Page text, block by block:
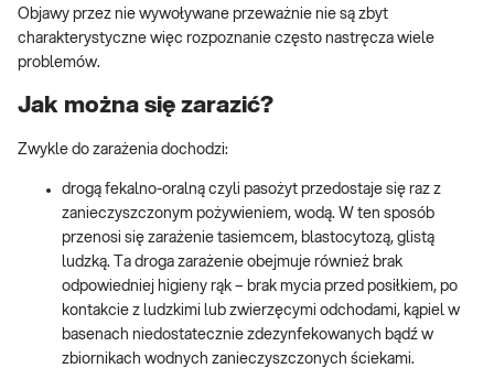
Objawy przez nie wywoływane przeważnie nie są zbyt
charakterystyczne więc rozpoznanie często nastręcza wiele
problemów.
Jak można się zarazić?
Zwykle do zarażenia dochodzi:
drogą fekalno-oralną czyli pasożyt przedostaje się raz z
zanieczyszczonym pożywieniem, wodą. W ten sposób
przenosi się zarażenie tasiemcem, blastocytozą, glistą
ludzką. Ta droga zarażenie obejmuje również brak
odpowiedniej higieny rąk – brak mycia przed posiłkiem, po
kontakcie z ludzkimi lub zwierzęcymi odchodami, kąpiel w
basenach niedostatecznie zdezynfekowanych bądź w
zbiornikach wodnych zanieczyszczonych ściekami.